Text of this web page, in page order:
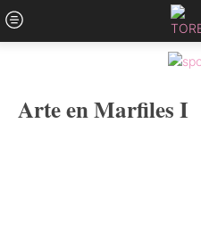
Arte en Marfiles I